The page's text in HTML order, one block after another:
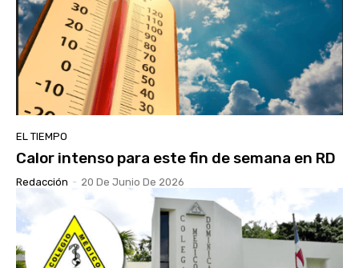
EL TIEMPO
Calor intenso para este fin de semana en RD
Redacción - 20 De Junio De 2026